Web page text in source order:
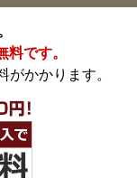
です。
かかります。